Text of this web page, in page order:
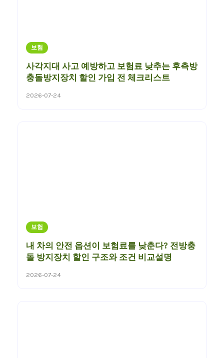
보험
사각지대 사고 예방하고 보험료 낮추는 후측방
충돌방지장치 할인 가입 전 체크리스트
2026-07-24
보험
내 차의 안전 옵션이 보험료를 낮춘다? 전방충
돌 방지장치 할인 구조와 조건 비교설명
2026-07-24